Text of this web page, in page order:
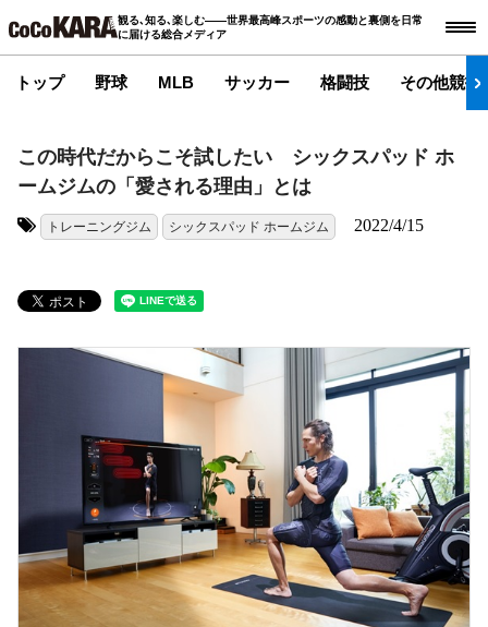
観る､知る､楽しむ――世界最高峰スポーツの感動と裏側を日常
に届ける総合メディア
トップ 野球 MLB サッカー 格闘技 その他競技
この時代だからこそ試したい シックスパッド ホ
ームジムの「愛される理由」とは
トレーニングジム シックスパッド ホームジム 2022/4/15